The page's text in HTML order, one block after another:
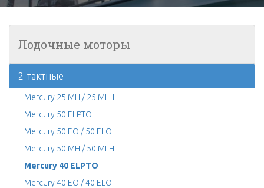
Лодочные моторы
2-тактные
Mercury 25 MH / 25 MLH
Mercury 50 ELPTO
Mercury 50 EO / 50 ELO
Mercury 50 MH / 50 MLH
Mercury 40 ELPTO
Mercury 40 EO / 40 ELO